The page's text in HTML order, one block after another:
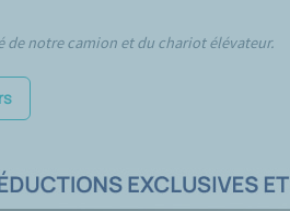
de notre camion et du chariot élévateur.